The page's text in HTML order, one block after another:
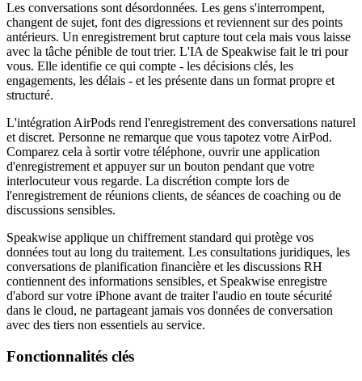
Les conversations sont désordonnées. Les gens s'interrompent,
changent de sujet, font des digressions et reviennent sur des points
antérieurs. Un enregistrement brut capture tout cela mais vous laisse
avec la tâche pénible de tout trier. L'IA de Speakwise fait le tri pour
vous. Elle identifie ce qui compte - les décisions clés, les
engagements, les délais - et les présente dans un format propre et
structuré.
L'intégration AirPods rend l'enregistrement des conversations naturel
et discret. Personne ne remarque que vous tapotez votre AirPod.
Comparez cela à sortir votre téléphone, ouvrir une application
d'enregistrement et appuyer sur un bouton pendant que votre
interlocuteur vous regarde. La discrétion compte lors de
l'enregistrement de réunions clients, de séances de coaching ou de
discussions sensibles.
Speakwise applique un chiffrement standard qui protège vos
données tout au long du traitement. Les consultations juridiques, les
conversations de planification financière et les discussions RH
contiennent des informations sensibles, et Speakwise enregistre
d'abord sur votre iPhone avant de traiter l'audio en toute sécurité
dans le cloud, ne partageant jamais vos données de conversation
avec des tiers non essentiels au service.
Fonctionnalités clés